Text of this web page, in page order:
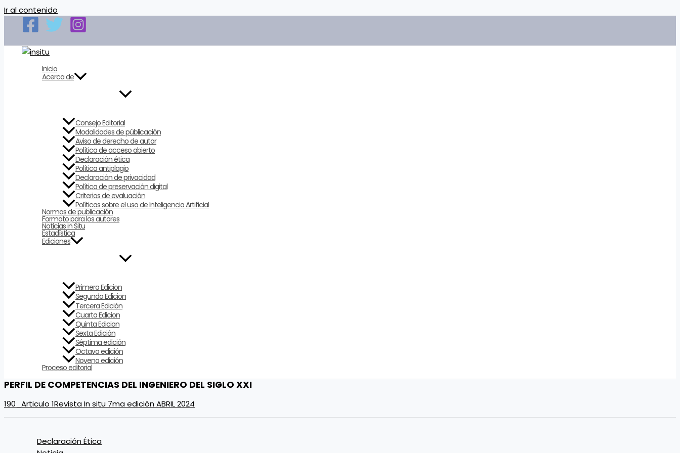
Ir al contenido
Inicio
Acerca de
Consejo Editorial
Modalidades de públicación
Aviso de derecho de autor
Política de acceso abierto
Declaración ética
Política antiplagio
Declaración de privacidad
Política de preservación digital
Criterios de evaluación
Políticas sobre el uso de Inteligencia Artificial
Normas de publicación
Formato para los autores
Noticias in Situ
Estadística
Ediciones
Primera Edicion
Segunda Edicion
Tercera Edición
Cuarta Edicion
Quinta Edicion
Sexta Edición
Séptima edición
Octava edición
Novena edición
Proceso editorial
PERFIL DE COMPETENCIAS DEL INGENIERO DEL SIGLO XXI
190_Articulo 1Revista In situ 7ma edición ABRIL 2024
Declaración Ética